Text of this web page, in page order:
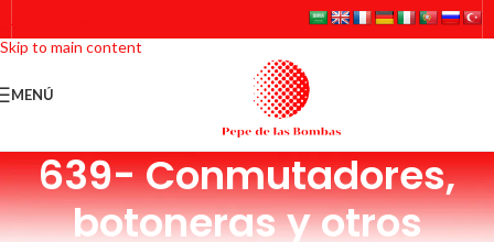
Skip to navigation
Skip to main content
MENÚ
639- Conmutadores,
botoneras y otros